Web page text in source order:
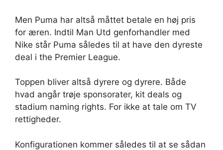
Men Puma har altså måttet betale en høj pris
for æren. Indtil Man Utd genforhandler med
Nike står Puma således til at have den dyreste
deal i the Premier League.
Toppen bliver altså dyrere og dyrere. Både
hvad angår trøje sponsorater, kit deals og
stadium naming rights. For ikke at tale om TV
rettigheder.
Konfigurationen kommer således til at se sådan